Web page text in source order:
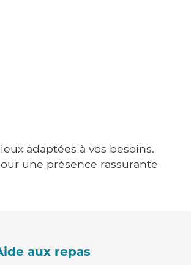
adaptées à vos besoins.
une présence rassurante
aux repas